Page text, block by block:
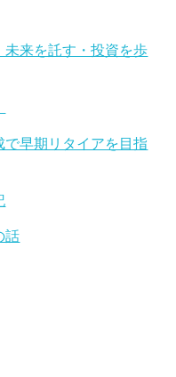
来を託す・投資を歩
早期リタイアを目指
話